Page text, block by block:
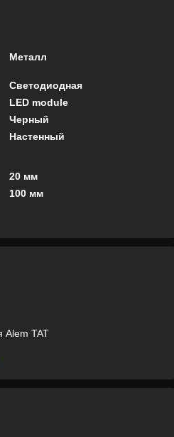
Металл
Светодиодная
LED module
Черный
Настенный
20 мм
100 мм
Alem TAT